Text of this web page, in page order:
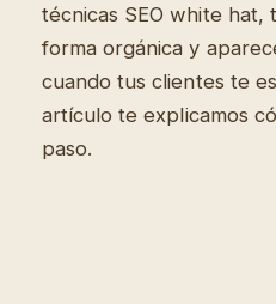
técnicas SEO white
forma orgánica y
cuando tus clientes te
artículo te explicamos
paso.